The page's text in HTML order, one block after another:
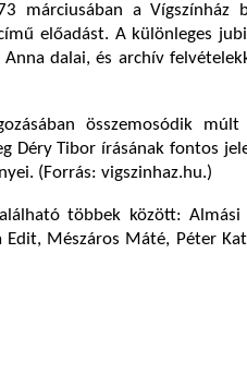
márciusában a Vígszínház
előadást. A különleges
Anna dalai, és archív
összemosódik
Déry Tibor írásának fontos
(Forrás: vigszinhaz.hu.)
többek között: Almási
Edit, Mészáros Máté, Péter